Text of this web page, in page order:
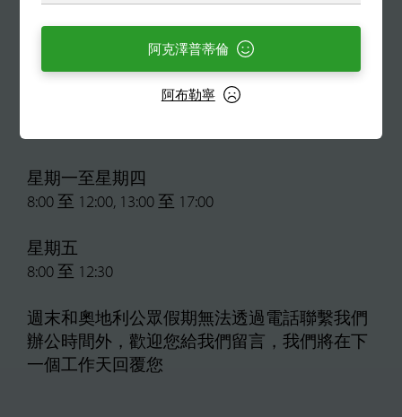
有關資料保障諮詢
datenschutz@QimiQ.com
星期一至星期四
8:00 至 12:00, 13:00 至 17:00
星期五
8:00 至 12:30
週末和奧地利公眾假期無法透過電話聯繫我們
辦公時間外，歡迎您給我們留言，我們將在下
一個工作天回覆您
阿布勒寧
阿克澤普蒂倫